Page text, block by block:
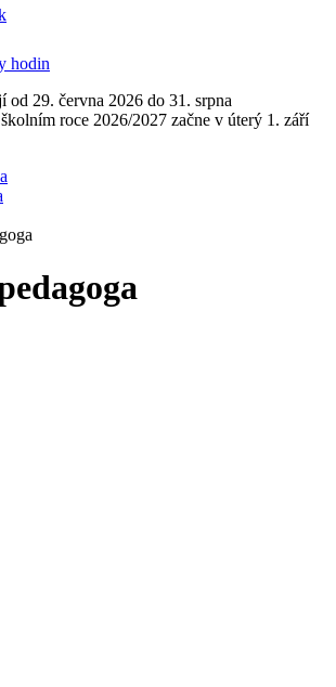
hodin
od 29. června 2026 do 31. srpna
roce 2026/2027 začne v úterý 1. září